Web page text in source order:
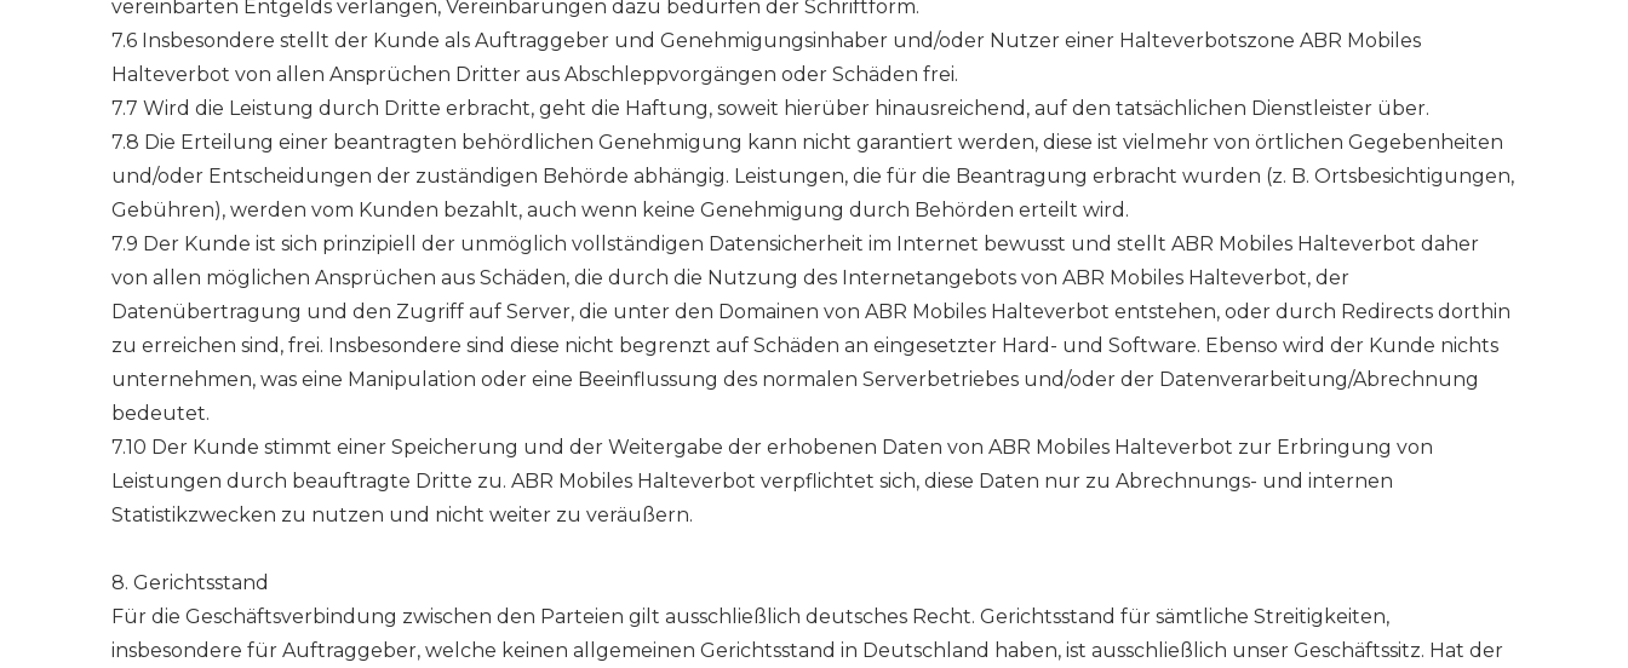
vereinbarten Entgelds verlangen, Vereinbarungen dazu bedürfen der Schriftform.
7.6 Insbesondere stellt der Kunde als Auftraggeber und Genehmigungsinhaber und/oder Nutzer einer Halteverbotszone ABR Mobiles
Halteverbot von allen Ansprüchen Dritter aus Abschleppvorgängen oder Schäden frei.
7.7 Wird die Leistung durch Dritte erbracht, geht die Haftung, soweit hierüber hinausreichend, auf den tatsächlichen Dienstleister über.
7.8 Die Erteilung einer beantragten behördlichen Genehmigung kann nicht garantiert werden, diese ist vielmehr von örtlichen Gegebenheiten
und/oder Entscheidungen der zuständigen Behörde abhängig. Leistungen, die für die Beantragung erbracht wurden (z. B. Ortsbesichtigungen,
Gebühren), werden vom Kunden bezahlt, auch wenn keine Genehmigung durch Behörden erteilt wird.
7.9 Der Kunde ist sich prinzipiell der unmöglich vollständigen Datensicherheit im Internet bewusst und stellt ABR Mobiles Halteverbot daher
von allen möglichen Ansprüchen aus Schäden, die durch die Nutzung des Internetangebots von ABR Mobiles Halteverbot, der
Datenübertragung und den Zugriff auf Server, die unter den Domainen von ABR Mobiles Halteverbot entstehen, oder durch Redirects dorthin
zu erreichen sind, frei. Insbesondere sind diese nicht begrenzt auf Schäden an eingesetzter Hard- und Software. Ebenso wird der Kunde nichts
unternehmen, was eine Manipulation oder eine Beeinflussung des normalen Serverbetriebes und/oder der Datenverarbeitung/Abrechnung
bedeutet.
7.10 Der Kunde stimmt einer Speicherung und der Weitergabe der erhobenen Daten von ABR Mobiles Halteverbot zur Erbringung von
Leistungen durch beauftragte Dritte zu. ABR Mobiles Halteverbot verpflichtet sich, diese Daten nur zu Abrechnungs- und internen
Statistikzwecken zu nutzen und nicht weiter zu veräußern.
8. Gerichtsstand
Für die Geschäftsverbindung zwischen den Parteien gilt ausschließlich deutsches Recht. Gerichtsstand für sämtliche Streitigkeiten,
insbesondere für Auftraggeber, welche keinen allgemeinen Gerichtsstand in Deutschland haben, ist ausschließlich unser Geschäftssitz. Hat der